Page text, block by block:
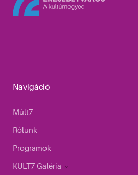
Navigáció
Múlt7
Rólunk
Programok
KULT7 Galéria